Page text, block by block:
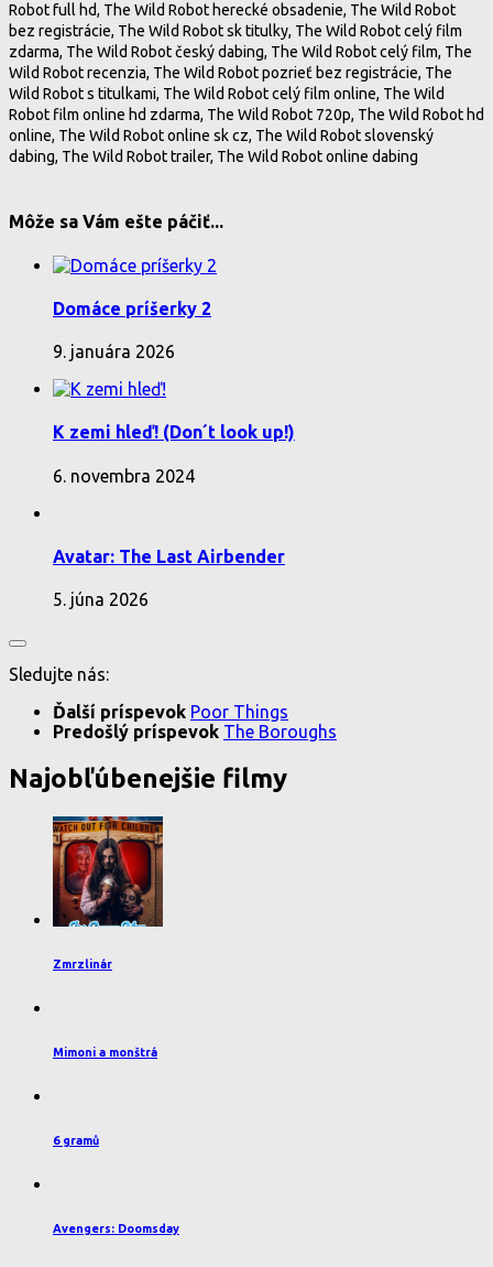
Robot full hd, The Wild Robot herecké obsadenie, The Wild Robot
bez registrácie, The Wild Robot sk titulky, The Wild Robot celý film
zdarma, The Wild Robot český dabing, The Wild Robot celý film, The
Wild Robot recenzia, The Wild Robot pozrieť bez registrácie, The
Wild Robot s titulkami, The Wild Robot celý film online, The Wild
Robot film online hd zdarma, The Wild Robot 720p, The Wild Robot hd
online, The Wild Robot online sk cz, The Wild Robot slovenský
dabing, The Wild Robot trailer, The Wild Robot online dabing
Môže sa Vám ešte páčiť...
Domáce príšerky 2
9. januára 2026
K zemi hleď! (Don´t look up!)
6. novembra 2024
Avatar: The Last Airbender
5. júna 2026
Sledujte nás:
Ďalší príspevok Poor Things
Predošlý príspevok The Boroughs
Najobľúbenejšie filmy
Zmrzlinár
Mimoni a monštrá
6 gramů
Avengers: Doomsday